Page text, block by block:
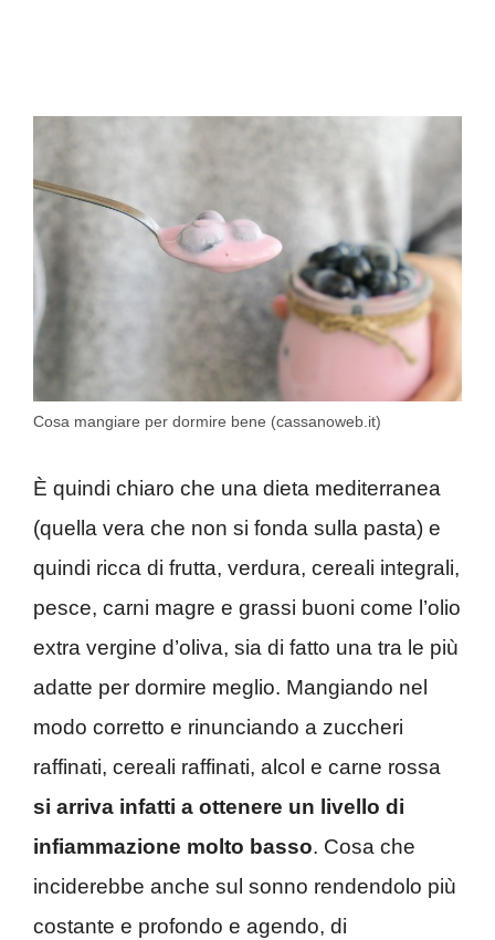
Cosa mangiare per dormire bene (cassanoweb.it)
È quindi chiaro che una dieta mediterranea
(quella vera che non si fonda sulla pasta) e
quindi ricca di frutta, verdura, cereali integrali,
pesce, carni magre e grassi buoni come l’olio
extra vergine d’oliva, sia di fatto una tra le più
adatte per dormire meglio. Mangiando nel
modo corretto e rinunciando a zuccheri
raffinati, cereali raffinati, alcol e carne rossa
si arriva infatti a ottenere un livello di
infiammazione molto basso. Cosa che
inciderebbe anche sul sonno rendendolo più
costante e profondo e agendo, di